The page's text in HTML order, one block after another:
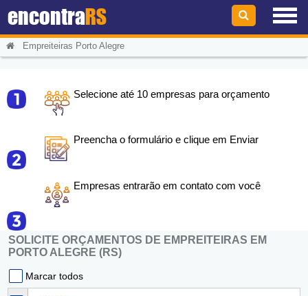
encontraRS
Empreiteiras Porto Alegre
Selecione até 10 empresas para orçamento
Preencha o formulário e clique em Enviar
Empresas entrarão em contato com você
SOLICITE ORÇAMENTOS DE EMPREITEIRAS EM
PORTO ALEGRE (RS)
Marcar todos